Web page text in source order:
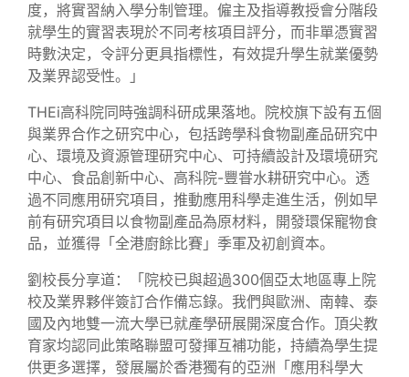
度，將實習納入學分制管理。僱主及指導教授會分階段
就學生的實習表現於不同考核項目評分，而非單憑實習
時數決定，令評分更具指標性，有效提升學生就業優勢
及業界認受性。」
THEi高科院同時強調科研成果落地。院校旗下設有五個
與業界合作之研究中心，包括跨學科食物副產品研究中
心、環境及資源管理研究中心、可持續設計及環境研究
中心、食品創新中心、高科院-豐甞水耕研究中心。透
過不同應用研究項目，推動應用科學走進生活，例如早
前有研究項目以食物副產品為原材料，開發環保寵物食
品，並獲得「全港廚餘比賽」季軍及初創資本。
劉校長分享道：「院校已與超過300個亞太地區專上院
校及業界夥伴簽訂合作備忘錄。我們與歐洲、南韓、泰
國及內地雙一流大學已就產學研展開深度合作。頂尖教
育家均認同此策略聯盟可發揮互補功能，持續為學生提
供更多選擇，發展屬於香港獨有的亞洲「應用科學大